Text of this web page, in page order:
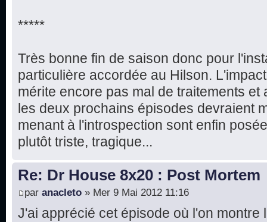
*****
Très bonne fin de saison donc pour
particulière accordée au Hilson.
mérite encore pas mal de traitements
les deux prochains épisodes devraient
menant à l'introspection sont enfin
plutôt triste, tragique...
Re: Dr House 8x20 : Post Mortem
par anacleto » Mer 9 Mai 2012 11:16
J'ai apprécié cet épisode où l'on montre